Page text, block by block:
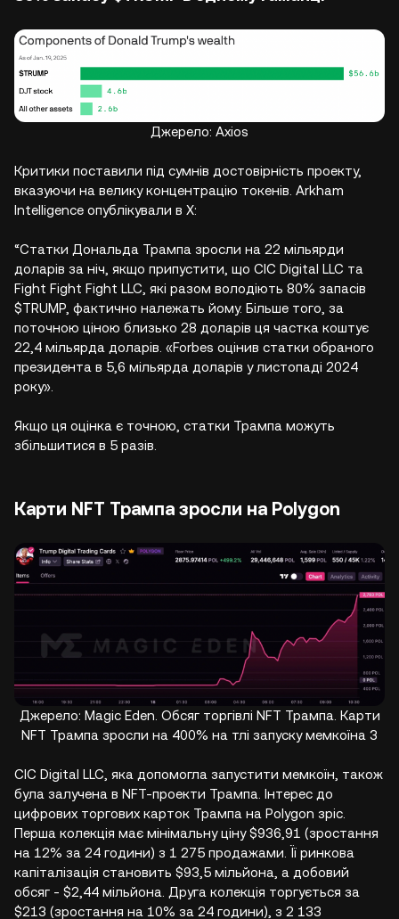
Джерело: Axios
Критики поставили під сумнів достовірність проекту,
вказуючи на велику концентрацію токенів. Arkham
Intelligence опублікували в X:
“Статки Дональда Трампа зросли на 22 мільярди
доларів за ніч, якщо припустити, що CIC Digital LLC та
Fight Fight Fight LLC, які разом володіють 80% запасів
$TRUMP, фактично належать йому. Більше того, за
поточною ціною близько 28 доларів ця частка коштує
22,4 мільярда доларів. «Forbes оцінив статки обраного
президента в 5,6 мільярда доларів у листопаді 2024
року».
Якщо ця оцінка є точною, статки Трампа можуть
збільшитися в 5 разів.
Карти NFT Трампа зросли на Polygon
Джерело: Magic Eden. Обсяг торгівлі NFT Трампа. Карти
NFT Трампа зросли на 400% на тлі запуску мемкоїна 3
CIC Digital LLC, яка допомогла запустити мемкоїн, також
була залучена в NFT-проекти Трампа. Інтерес до
цифрових торгових карток Трампа на Polygon зріс.
Перша колекція має мінімальну ціну $936,91 (зростання
на 12% за 24 години) з 1 275 продажами. Її ринкова
капіталізація становить $93,5 мільйона, а добовий
обсяг - $2,44 мільйона. Друга колекція торгується за
$213 (зростання на 10% за 24 години), з 2 133